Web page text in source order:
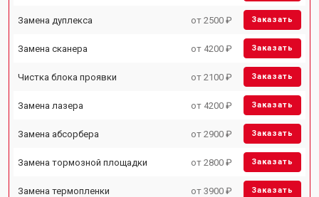
Замена дуплекса от 2500 ₽ Заказать
Замена сканера от 4200 ₽ Заказать
Чистка блока проявки от 2100 ₽ Заказать
Замена лазера от 4200 ₽ Заказать
Замена абсорбера от 2900 ₽ Заказать
Замена тормозной площадки от 2800 ₽ Заказать
Замена термопленки от 3900 ₽ Заказать